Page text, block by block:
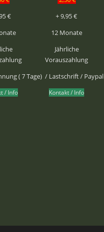
€ + 9,95 €
12 Monate
Jährliche
Vorauszahlung
( 7 Tage) / Lastschrift / Paypal
/ Info Kontakt / Info